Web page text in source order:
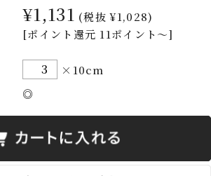
¥1,131 (税抜 ¥1,028)
[ポイント還元 11ポイント～]
×10cm
◎